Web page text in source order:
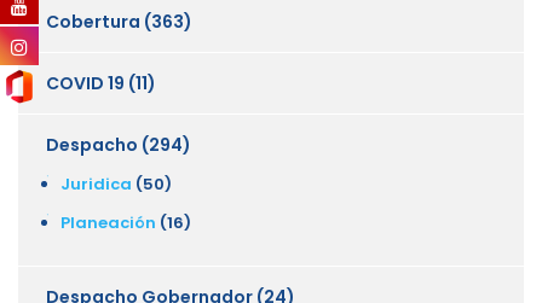
Cobertura (363)
COVID 19 (11)
Despacho (294)
Juridica (50)
Planeación (16)
Despacho Gobernador (24)